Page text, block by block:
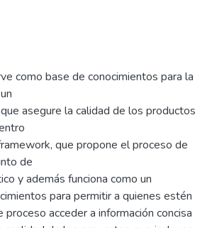
como base de conocimientos para la
asegure la calidad de los productos
que propone el proceso de
de
y además funciona como un
para permitir a quienes estén
acceder a información concisa